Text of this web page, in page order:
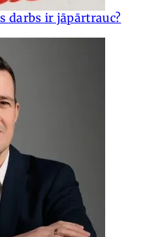
darbs ir jāpārtrauc?